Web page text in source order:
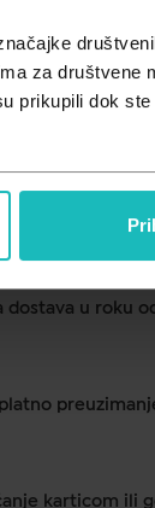
za društvene
prikupili dok
sprej za
sastavnice su
bebe, pomaže
SPRAY je 100%
miris prostora u
i bez
njegu
- Želite izbjeći
dostava u roku
karticom ili